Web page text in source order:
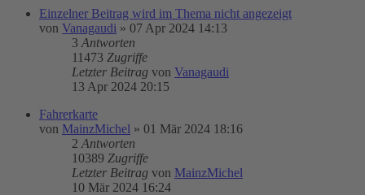
Einzelner Beitrag wird im Thema nicht angezeigt
von Vanagaudi » 07 Apr 2024 14:13
3 Antworten
11473 Zugriffe
Letzter Beitrag von Vanagaudi
13 Apr 2024 20:15
Fahrerkarte
von MainzMichel » 01 Mär 2024 18:16
2 Antworten
10389 Zugriffe
Letzter Beitrag von MainzMichel
10 Mär 2024 16:24